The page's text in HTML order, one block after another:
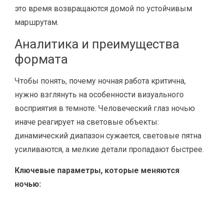
это время возвращаются домой по устойчивым
маршрутам.
Аналитика и преимущества
формата
Чтобы понять, почему ночная работа критична,
нужно взглянуть на особенности визуального
восприятия в темноте. Человеческий глаз ночью
иначе реагирует на световые объекты:
динамический диапазон сужается, световые пятна
усиливаются, а мелкие детали пропадают быстрее.
Ключевые параметры, которые меняются
ночью: